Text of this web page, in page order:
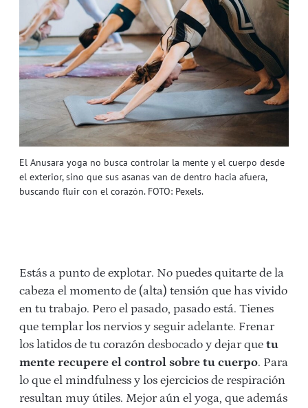
El Anusara yoga no busca controlar la mente y el cuerpo desde
el exterior, sino que sus asanas van de dentro hacia afuera,
buscando fluir con el corazón. FOTO: Pexels.
Estás a punto de explotar. No puedes quitarte de la
cabeza el momento de (alta) tensión que has vivido
en tu trabajo. Pero el pasado, pasado está. Tienes
que templar los nervios y seguir adelante. Frenar
los latidos de tu corazón desbocado y dejar que tu
mente recupere el control sobre tu cuerpo. Para
lo que el mindfulness y los ejercicios de respiración
resultan muy útiles. Mejor aún el yoga, que además